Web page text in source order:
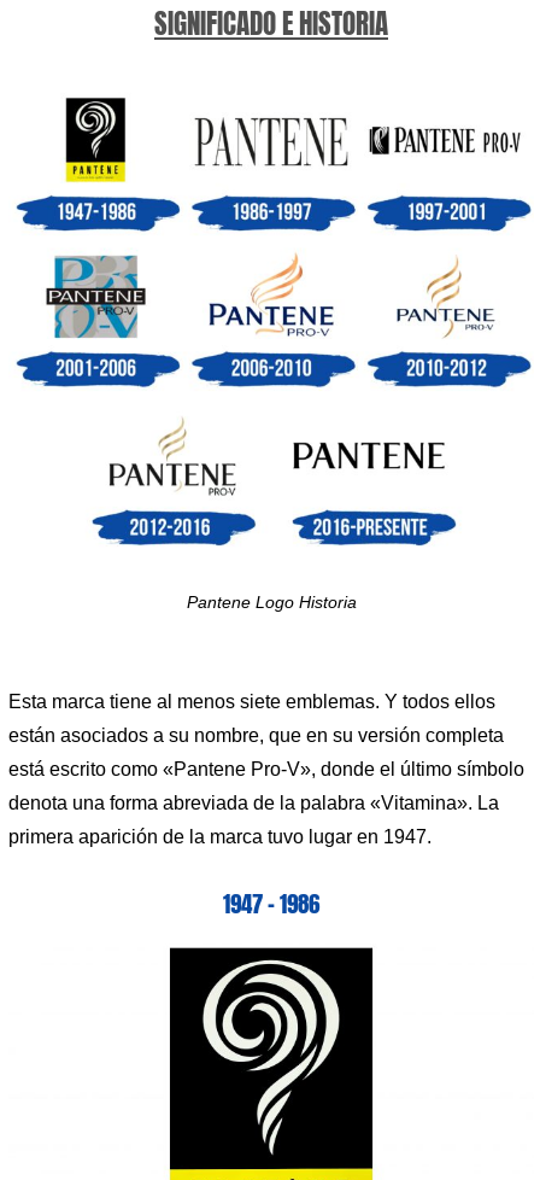
SIGNIFICADO E HISTORIA
Pantene Logo Historia
Esta marca tiene al menos siete emblemas. Y todos ellos
están asociados a su nombre, que en su versión completa
está escrito como «Pantene Pro-V», donde el último símbolo
denota una forma abreviada de la palabra «Vitamina». La
primera aparición de la marca tuvo lugar en 1947.
1947 – 1986